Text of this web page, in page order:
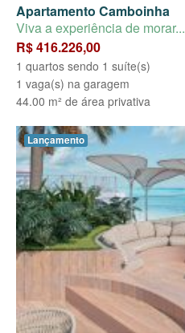
Apartamento Camboinha
Viva a experiência de morar...
R$ 416.226,00
1 quartos sendo 1 suíte(s)
1 vaga(s) na garagem
44.00 m² de área privativa
Lançamento